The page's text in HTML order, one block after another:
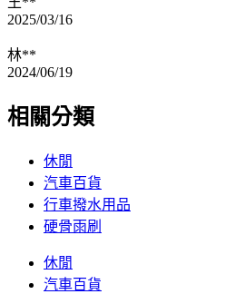
2025/03/16
林**
2024/06/19
相關分類
休閒
汽車百貨
行車撥水用品
硬骨雨刷
休閒
汽車百貨